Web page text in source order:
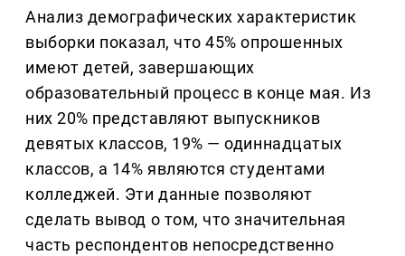
Анализ демографических характеристик
выборки показал, что 45% опрошенных
имеют детей, завершающих
образовательный процесс в конце мая. Из
них 20% представляют выпускников
девятых классов, 19% — одиннадцатых
классов, а 14% являются студентами
колледжей. Эти данные позволяют
сделать вывод о том, что значительная
часть респондентов непосредственно